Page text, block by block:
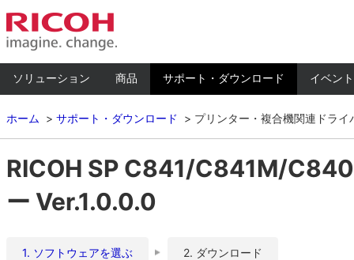
ソリューション 商品 サポート・ダウンロード イベン
ホーム サポート・ダウンロード プリンター・複合機関連ドライ
RICOH SP C841/C841M/
ー Ver.1.0.0.0
1. ソフトウェアを選ぶ 2. ダウンロード